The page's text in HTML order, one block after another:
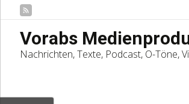
Vorabs
Nachrichten, Texte, Podcast, O-Töne,